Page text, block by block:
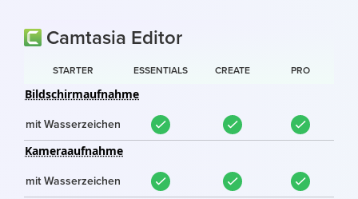
Camtasia Editor
STARTER ESSENTIALS CREATE PRO
Bildschirmaufnahme
mit Wasserzeichen
Kameraaufnahme
mit Wasserzeichen